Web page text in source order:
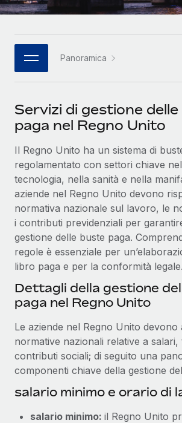
Panoramica
Servizi di gestione
paga nel Regno Unito
Il Regno Unito ha un sistema di
regolamentato con settori chiave
tecnologia, nella sanità e nella
aziende nel Regno Unito devono
normativa nazionale sul lavoro, le
i contributi previdenziali per
gestione delle buste paga.
regole è essenziale per
libro paga e per la conformità legale.
Dettagli della gestione
paga nel Regno Unito
Le aziende nel Regno Unito devono
normative nazionali relative a salari,
contributi sociali; di seguito una
componenti chiave della gestione
salario minimo e orario di
salario minimo: il Regno Unito